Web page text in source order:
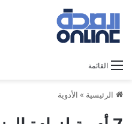
القائمة
الرئيسية » الأدوية